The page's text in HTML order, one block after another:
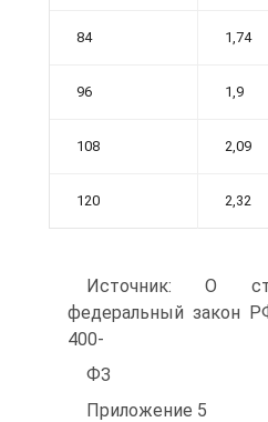
84 1,74
96 1,9
108 2,09
120 2,32
Источник: О
федеральный закон
400-
ФЗ
Приложение 5